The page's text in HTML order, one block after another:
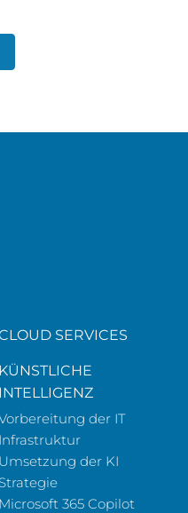
SERVICES
KÜNSTLICHE
INTELLIGENZ
der IT
Infrastruktur
Umsetzung der KI
Strategie
Microsoft 365 Copilot